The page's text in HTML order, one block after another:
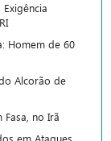
Homem de 60
Alcorão de
Fasa, no Irã